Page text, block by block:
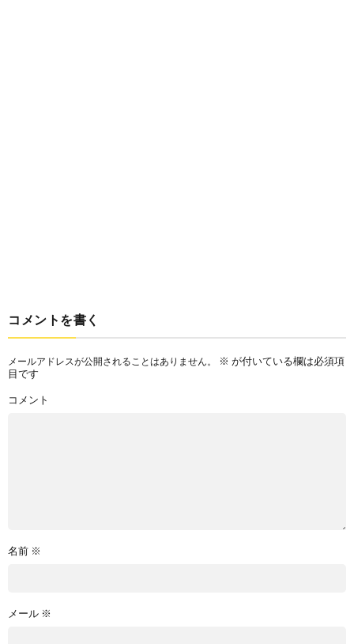
コメントを書く
メールアドレスが公開されることはありません。 ※ が付いている欄は必須項
目です
コメント
名前 ※
メール ※